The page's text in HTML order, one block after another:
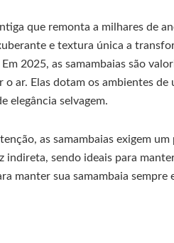
que remonta a milhares de
e textura única a
2025, as samambaias são
o ar. Elas dotam os ambientes
elegância selvagem.
as samambaias exigem
indireta, sendo ideais para
manter sua samambaia